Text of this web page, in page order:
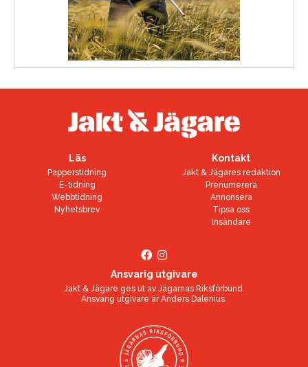
Läs
Papperstidning
E-tidning
Webbtidning
Nyhetsbrev
Kontakt
Jakt & Jägares redaktion
Prenumerera
Annonsera
Tipsa oss
Insändare
Ansvarig utgivare
Jakt & Jägare ges ut av Jägarnas Riksförbund
Ansvarig utgivare ärAnders Dalenius